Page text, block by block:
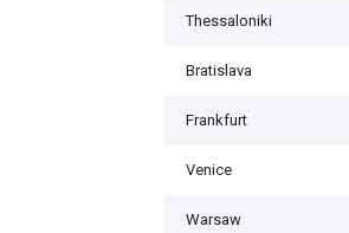
Thessaloniki
Bratislava
Frankfurt
Venice
Warsaw